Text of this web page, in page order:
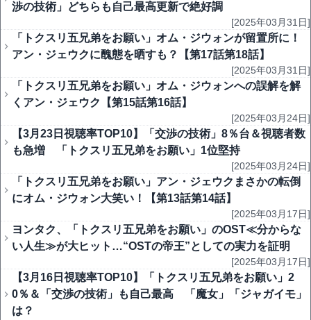
渉の技術」どちらも自己最高更新で絶好調
[2025年03月31日]
「トクスリ五兄弟をお願い」オム・ジウォンが留置所に！
アン・ジェウクに醜態を晒すも？【第17話第18話】
[2025年03月31日]
「トクスリ五兄弟をお願い」オム・ジウォンへの誤解を解
くアン・ジェウク【第15話第16話】
[2025年03月24日]
【3月23日視聴率TOP10】「交渉の技術」8％台＆視聴者数
も急増 「トクスリ五兄弟をお願い」1位堅持
[2025年03月24日]
「トクスリ五兄弟をお願い」アン・ジェウクまさかの転倒
にオム・ジウォン大笑い！【第13話第14話】
[2025年03月17日]
ヨンタク、「トクスリ五兄弟をお願い」のOST≪分からな
い人生≫が大ヒット…“OSTの帝王”としての実力を証明
[2025年03月17日]
【3月16日視聴率TOP10】「トクスリ五兄弟をお願い」2
0％＆「交渉の技術」も自己最高 「魔女」「ジャガイモ」
は？